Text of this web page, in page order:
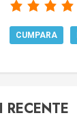
CUMPARA
RECENTE